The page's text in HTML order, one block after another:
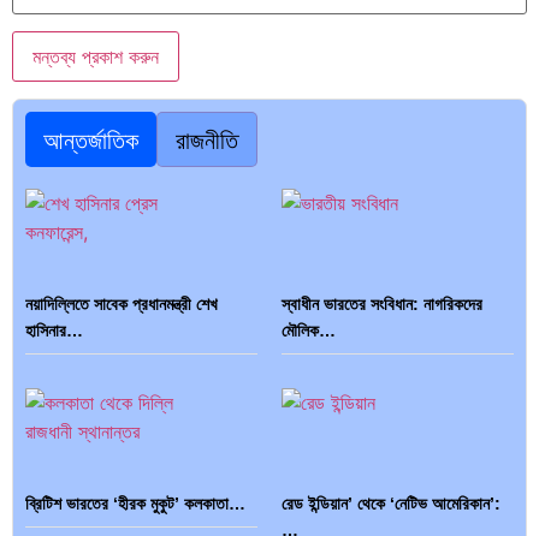
আন্তর্জাতিক রাজনীতি
নয়াদিল্লিতে সাবেক প্রধানমন্ত্রী শেখ
হাসিনার…
স্বাধীন ভারতের সংবিধান: নাগরিকদের
মৌলিক…
ব্রিটিশ ভারতের ‘হীরক মুকুট’ কলকাতা…
রেড ইন্ডিয়ান’ থেকে ‘নেটিভ আমেরিকান’:
…